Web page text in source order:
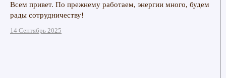
Всем привет. По прежнему работаем, энергии много, будем
рады сотрудничеству!
14 Сентябрь 2025